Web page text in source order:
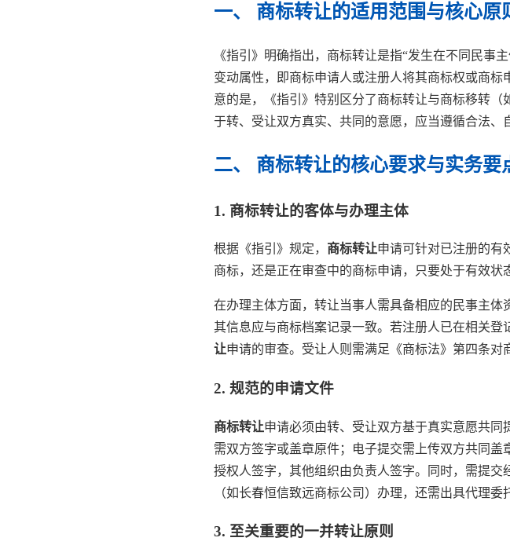
一、 商标转让的适用范围与核心原
《指引》明确指出，商标转让是指“发生在不同民事
变动属性，即商标申请人或注册人将其商标权或商
意的是，《指引》特别区分了商标转让与商标移转（
于转、受让双方真实、共同的意愿，应当遵循合法、
二、 商标转让的核心要求与实务要
1. 商标转让的客体与办理主体
根据《指引》规定， 商标转让申请可针对已注册的有
商标，还是正在审查中的商标申请，只要处于有效状
在办理主体方面，转让当事人需具备相应的民事主
其信息应与商标档案记录一致。若注册人已在相关
让申请的审查。受让人则需满足《商标法》第四条对
2. 规范的申请文件
商标转让申请必须由转、受让双方基于真实意愿共
需双方签字或盖章原件；电子提交需上传双方共同
授权人签字，其他组织由负责人签字。同时，需提
（如长春恒信致远商标公司）办理，还需出具代理委
3. 至关重要的一并转让原则